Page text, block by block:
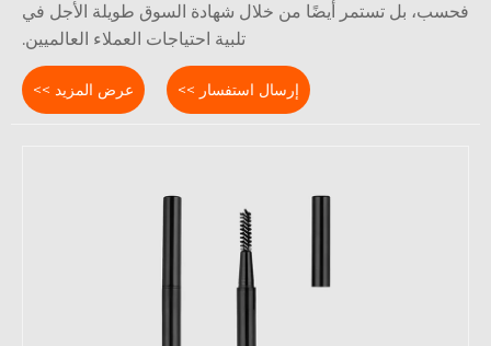
بل تستمر أيضًا من خلال شهادة السوق طويلة الأجل في
تلبية احتياجات العملاء العالميين.
عرض المزيد >> إرسال استفسار >>